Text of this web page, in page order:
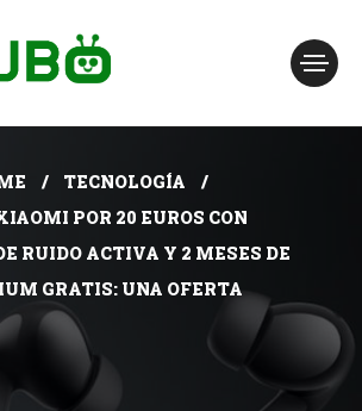
TECNOLOGÍA
POR 20 EUROS CON
RUIDO ACTIVA Y 2 MESES DE
GRATIS: UNA OFERTA